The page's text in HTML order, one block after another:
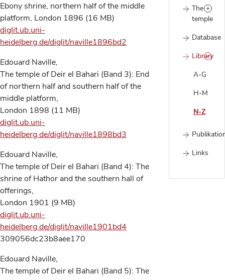
The
temple
Database
Library
A-G
H-M
N-Z
Links
Ebony shrine, northern half of the middle
platform, London 1896 (16 MB)
diglit.ub.uni-
heidelberg.de/diglit/naville1896bd2
Edouard Naville,
The temple of Deir el Bahari (Band 3): End
of northern half and southern half of the
middle platform,
London 1898 (11 MB)
diglit.ub.uni-
heidelberg.de/diglit/naville1898bd3
Edouard Naville,
The temple of Deir el Bahari (Band 4): The
shrine of Hathor and the southern hall of
offerings,
London 1901 (9 MB)
diglit.ub.uni-
heidelberg.de/diglit/naville1901bd4
309056dc23b8aee170
Edouard Naville,
The temple of Deir el Bahari (Band 5): The